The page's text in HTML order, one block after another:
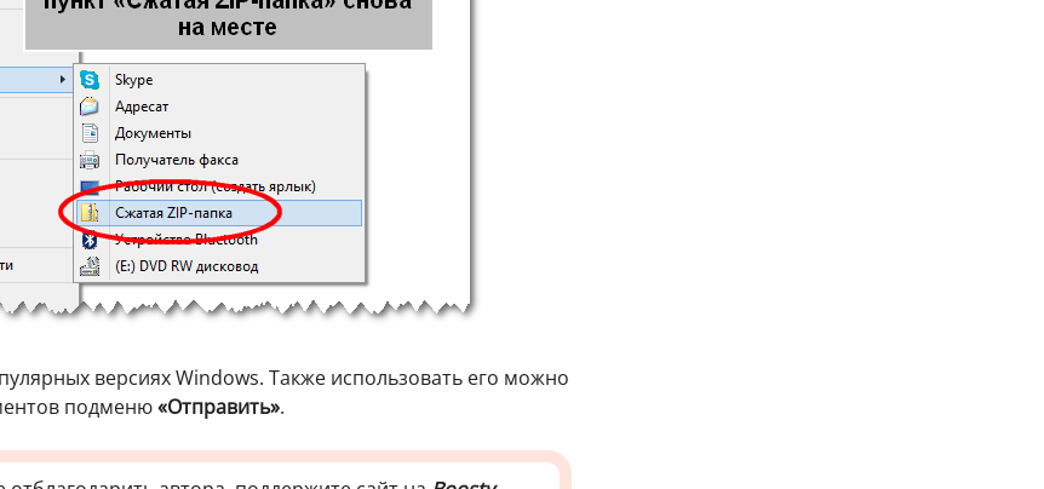
версиях Windows. Также использовать его можно
подменю«Отправить».